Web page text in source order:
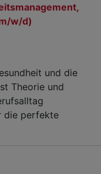
w/d)
und die
Theorie und
die perfekte